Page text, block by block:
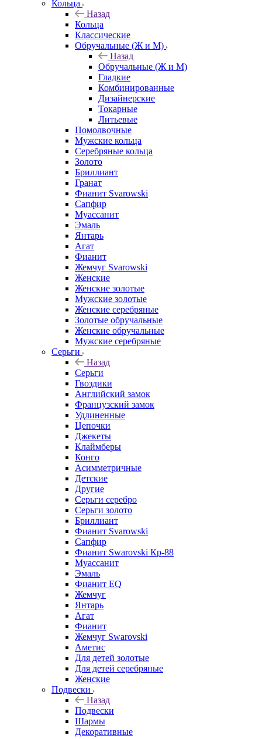
Кольца
Назад
Кольца
Классические
Обручальные (Ж и М)
Назад
Обручальные (Ж и М)
Гладкие
Комбинированные
Дизайнерские
Токарные
Литьевые
Помолвочные
Мужские кольца
Серебряные кольца
Золото
Бриллиант
Гранат
Фианит Svarowski
Сапфир
Муассанит
Эмаль
Янтарь
Агат
Фианит
Жемчуг Svarowski
Женские
Женские золотые
Мужские золотые
Женские серебряные
Золотые обручальные
Женские обручальные
Мужские серебряные
Серьги
Назад
Серьги
Гвоздики
Английский замок
Французский замок
Удлиненные
Цепочки
Джекеты
Клаймберы
Конго
Асимметричные
Детские
Другие
Серьги серебро
Серьги золото
Бриллиант
Фианит Svarowski
Сапфир
Фианит Swarovski Кр-88
Муассанит
Эмаль
Фианит EQ
Жемчуг
Янтарь
Агат
Фианит
Жемчуг Swarovski
Аметис
Для детей золотые
Для детей серебряные
Женские
Подвески
Назад
Подвески
Шармы
Декоративные